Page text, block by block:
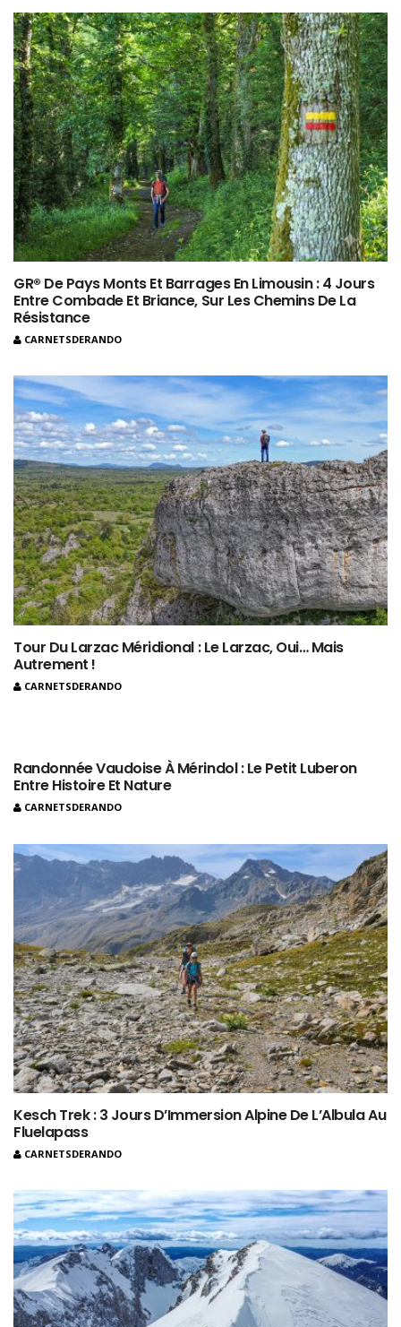
GR® De Pays Monts Et Barrages En Limousin : 4 Jours
Entre Combade Et Briance, Sur Les Chemins De La
Résistance
CARNETSDERANDO
Tour Du Larzac Méridional : Le Larzac, Oui… Mais
Autrement !
CARNETSDERANDO
Randonnée Vaudoise À Mérindol : Le Petit Luberon
Entre Histoire Et Nature
CARNETSDERANDO
Kesch Trek : 3 Jours D’Immersion Alpine De L’Albula Au
Fluelapass
CARNETSDERANDO